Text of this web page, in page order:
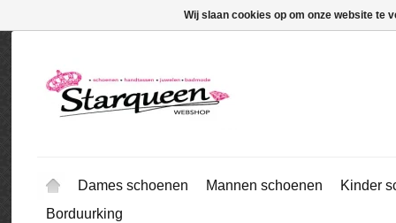
Dames schoenen Mannen schoenen
Kinder
Borduurking
Wij slaan cookies op om onze website te